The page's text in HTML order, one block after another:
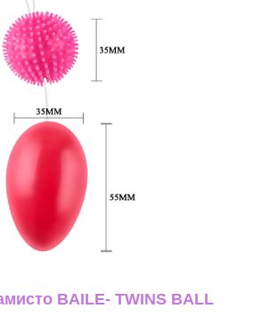
BAILE- TWINS BALL